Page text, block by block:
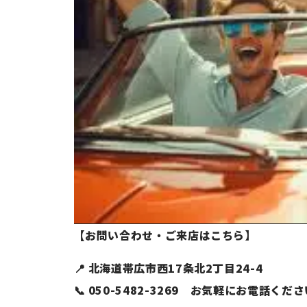
【お問い合わせ・ご来店はこちら】
📍 北海道帯広市西17条北2丁目24-4
📞 050-5482-3269 お気軽にお電話くだ